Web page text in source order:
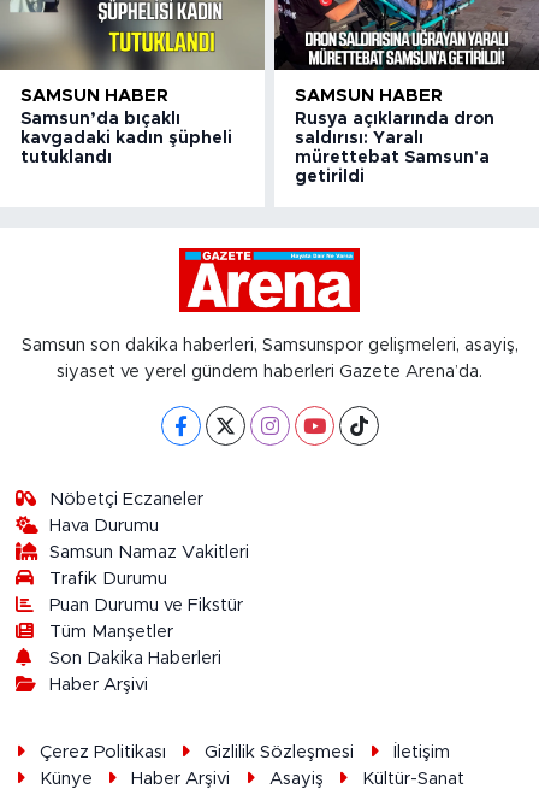
SAMSUN HABER
Samsun’da bıçaklı
kavgadaki kadın şüpheli
tutuklandı
SAMSUN HABER
Rusya açıklarında dron
saldırısı: Yaralı
mürettebat Samsun'a
getirildi
Samsun son dakika haberleri, Samsunspor gelişmeleri, asayiş,
siyaset ve yerel gündem haberleri Gazete Arena’da.
Nöbetçi Eczaneler
Hava Durumu
Samsun Namaz Vakitleri
Trafik Durumu
Puan Durumu ve Fikstür
Tüm Manşetler
Son Dakika Haberleri
Haber Arşivi
Çerez Politikası Gizlilik Sözleşmesi
İletişim
Künye
Haber Arşivi Asayiş Kültür-Sanat